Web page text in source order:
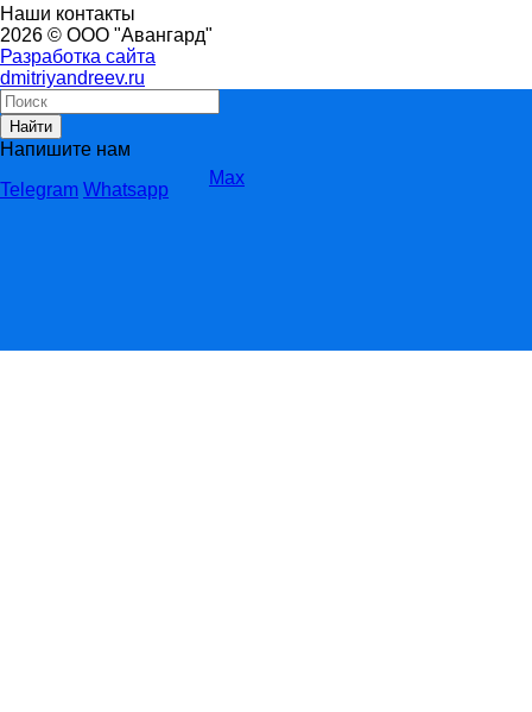
Наши контакты
2026 © ООО "Авангард"
Разработка сайта
dmitriyandreev.ru
Найти
Напишите нам
Telegram Whatsapp
Max